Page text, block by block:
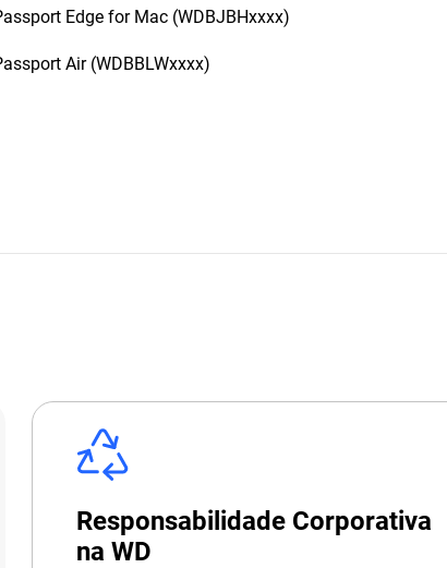
Edge for Mac (WDBJBHxxxx)
Air (WDBBLWxxxx)
Responsabilidade Corporativa
na WD